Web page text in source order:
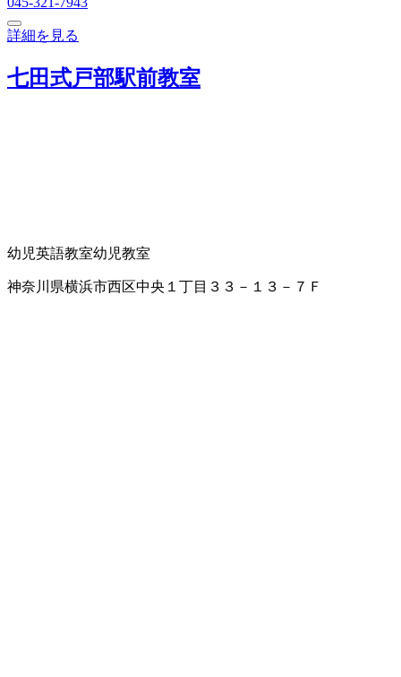
詳細を見る
七田式戸部駅前教室
幼児英語教室幼児教室
神奈川県横浜市西区中央１丁目３３－１３－７Ｆ